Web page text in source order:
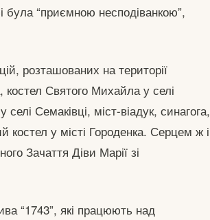
була “приємною несподіванкою”,
розташованих на території
костел Святого Михайла у селі
Семаківці, міст-віадук, синагога,
костел у місті Городенка. Серцем ж і
Зачаття Діви Марії зі
“1743”, які працюють над